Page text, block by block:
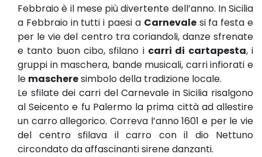
Febbraio è il mese più divertente dell’anno. In Sicilia
a Febbraio in tutti i paesi a Carnevalesi fa festa e
per le vie del centro tra coriandoli, danze sfrenate
e tanto buon cibo, sfilano i carri di cartapesta, i
gruppi in maschera, bande musicali, carri infiorati e
le mascheresimbolo della tradizione locale.
Le sfilate dei carri del Carnevale in Sicilia risalgono
al Seicento e fu Palermo la prima città ad allestire
un carro allegorico. Correva l’anno 1601 e per le vie
del centro sfilava il carro con il dio Nettuno
circondato da affascinanti sirene danzanti.